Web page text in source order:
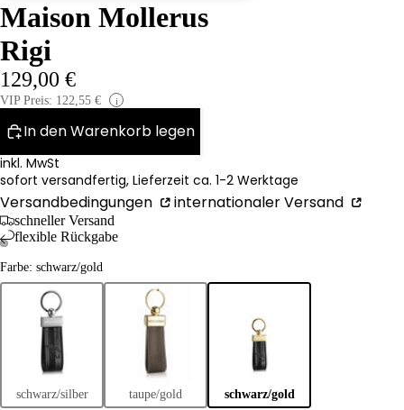
Maison Mollerus
Rigi
129,00 €
VIP Preis: 122,55 € i
In den Warenkorb legen
inkl. MwSt
sofort versandfertig, Lieferzeit ca. 1-2 Werktage
Versandbedingungen internationaler Versand
schneller Versand
flexible Rückgabe
Farbe: schwarz/gold
schwarz/silber taupe/gold schwarz/gold